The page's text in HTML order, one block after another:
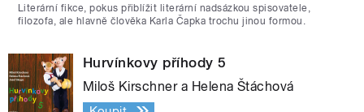
Literární fikce, pokus přiblížit literární nadsázkou spisovatele,
filozofa, ale hlavně člověka Karla Čapka trochu jinou formou.
Hurvínkovy příhody 5
Miloš Kirschner a Helena Štáchová